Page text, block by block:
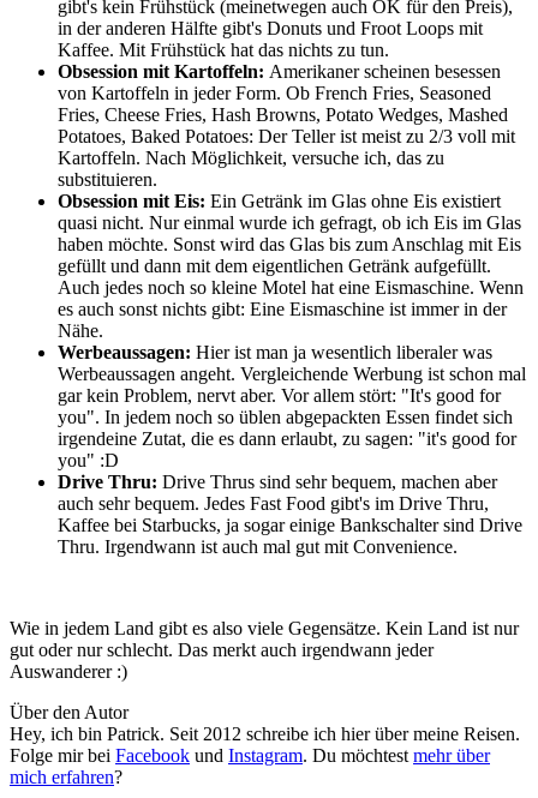
gibt's kein Frühstück (meinetwegen auch OK für den Preis),
in der anderen Hälfte gibt's Donuts und Froot Loops mit
Kaffee. Mit Frühstück hat das nichts zu tun.
Obsession mit Kartoffeln: Amerikaner scheinen besessen
von Kartoffeln in jeder Form. Ob French Fries, Seasoned
Fries, Cheese Fries, Hash Browns, Potato Wedges, Mashed
Potatoes, Baked Potatoes: Der Teller ist meist zu 2/3 voll mit
Kartoffeln. Nach Möglichkeit, versuche ich, das zu
substituieren.
Obsession mit Eis: Ein Getränk im Glas ohne Eis existiert
quasi nicht. Nur einmal wurde ich gefragt, ob ich Eis im Glas
haben möchte. Sonst wird das Glas bis zum Anschlag mit Eis
gefüllt und dann mit dem eigentlichen Getränk aufgefüllt.
Auch jedes noch so kleine Motel hat eine Eismaschine. Wenn
es auch sonst nichts gibt: Eine Eismaschine ist immer in der
Nähe.
Werbeaussagen: Hier ist man ja wesentlich liberaler was
Werbeaussagen angeht. Vergleichende Werbung ist schon mal
gar kein Problem, nervt aber. Vor allem stört: "It's good for
you". In jedem noch so üblen abgepackten Essen findet sich
irgendeine Zutat, die es dann erlaubt, zu sagen: "it's good for
you" :D
Drive Thru: Drive Thrus sind sehr bequem, machen aber
auch sehr bequem. Jedes Fast Food gibt's im Drive Thru,
Kaffee bei Starbucks, ja sogar einige Bankschalter sind Drive
Thru. Irgendwann ist auch mal gut mit Convenience.
Wie in jedem Land gibt es also viele Gegensätze. Kein Land ist nur
gut oder nur schlecht. Das merkt auch irgendwann jeder
Auswanderer :)
Über den Autor
Hey, ich bin Patrick. Seit 2012 schreibe ich hier über meine Reisen.
Folge mir bei Facebook und Instagram. Du möchtest mehr über
mich erfahren?